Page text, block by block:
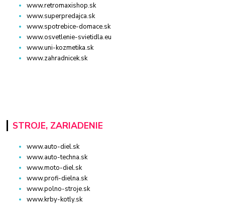
www.retromaxishop.sk
www.superpredajca.sk
www.spotrebice-domace.sk
www.osvetlenie-svietidla.eu
www.uni-kozmetika.sk
www.zahradnicek.sk
STROJE, ZARIADENIE
www.auto-diel.sk
www.auto-techna.sk
www.moto-diel.sk
www.profi-dielna.sk
www.polno-stroje.sk
www.krby-kotly.sk